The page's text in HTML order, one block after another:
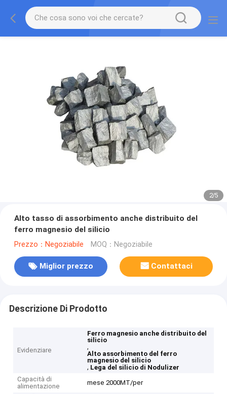
2/5
Alto tasso di assorbimento anche distribuito del
ferro magnesio del silicio
Prezzo：Negoziabile MOQ：Negoziabile
Miglior prezzo Contattaci
Descrizione Di Prodotto
Evidenziare
Ferro magnesio anche distribuito del
silicio
,
Alto assorbimento del ferro
magnesio del silicio
, Lega del silicio di Nodulizer
Capacità di
alimentazione
mese 2000MT/per